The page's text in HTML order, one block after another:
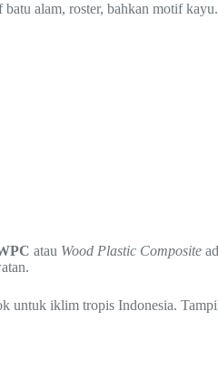
alam, roster, bahkan motif
atau Wood Plastic Composite
untuk iklim tropis Indonesia.